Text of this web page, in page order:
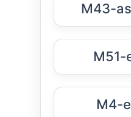
M43-
M51-
M4-